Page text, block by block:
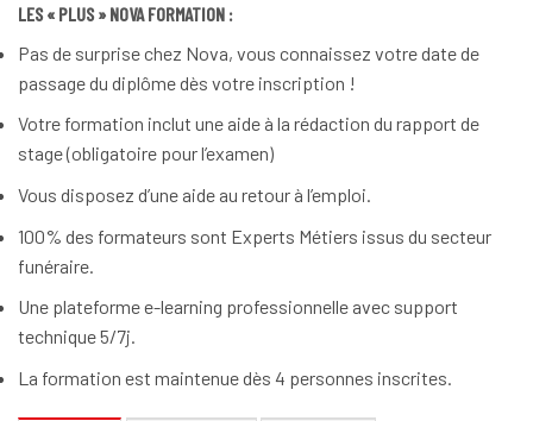
LES « PLUS » NOVA FORMATION :
Pas de surprise chez Nova, vous connaissez votre date de
passage du diplôme dès votre inscription !
Votre formation inclut une aide à la rédaction du rapport de
stage (obligatoire pour l’examen)
Vous disposez d’une aide au retour à l’emploi.
100% des formateurs sont Experts Métiers issus du secteur
funéraire.
Une plateforme e-learning professionnelle avec support
technique 5/7j.
La formation est maintenue dès 4 personnes inscrites.